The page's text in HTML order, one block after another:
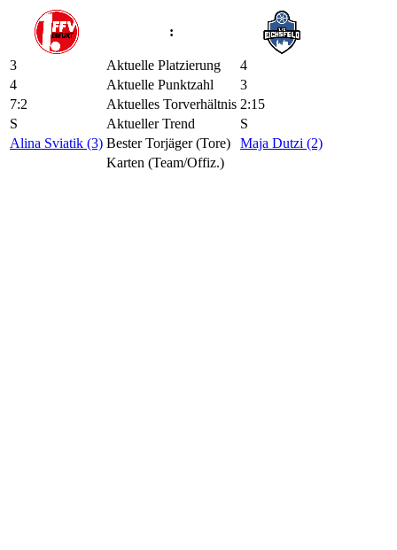
:
3 Aktuelle Platzierung
4
4
Aktuelle Punktzahl
3
7:2
Aktuelles Torverhältnis 2:15
S
Aktueller Trend
S
Alina Sviatik (3) Bester Torjäger (Tore)
Maja Dutzi (2)
Karten (Team/Offiz.)